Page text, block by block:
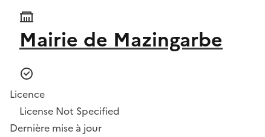
Mairie de Mazingarbe
Licence
License Not Specified
Dernière mise à jour